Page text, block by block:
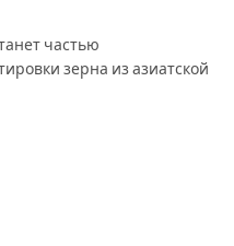
частью
зерна из азиатской